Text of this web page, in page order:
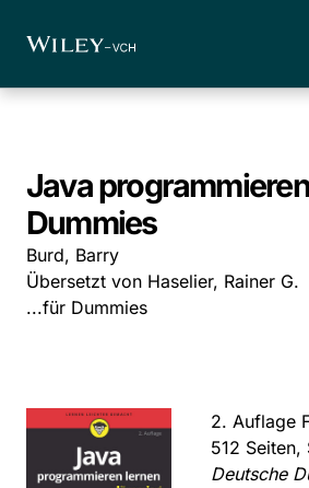
Java
Dummies
Burd, Barry
Übersetzt von Haselier, Rainer G.
...für Dummies
2. Auflage
512
Deutsche